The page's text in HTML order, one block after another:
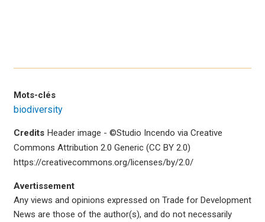
Mots-clés
biodiversity
Credits Header image - ©Studio Incendo via Creative
Commons Attribution 2.0 Generic (CC BY 2.0)
https://creativecommons.org/licenses/by/2.0/
Avertissement
Any views and opinions expressed on Trade for Development
News are those of the author(s), and do not necessarily